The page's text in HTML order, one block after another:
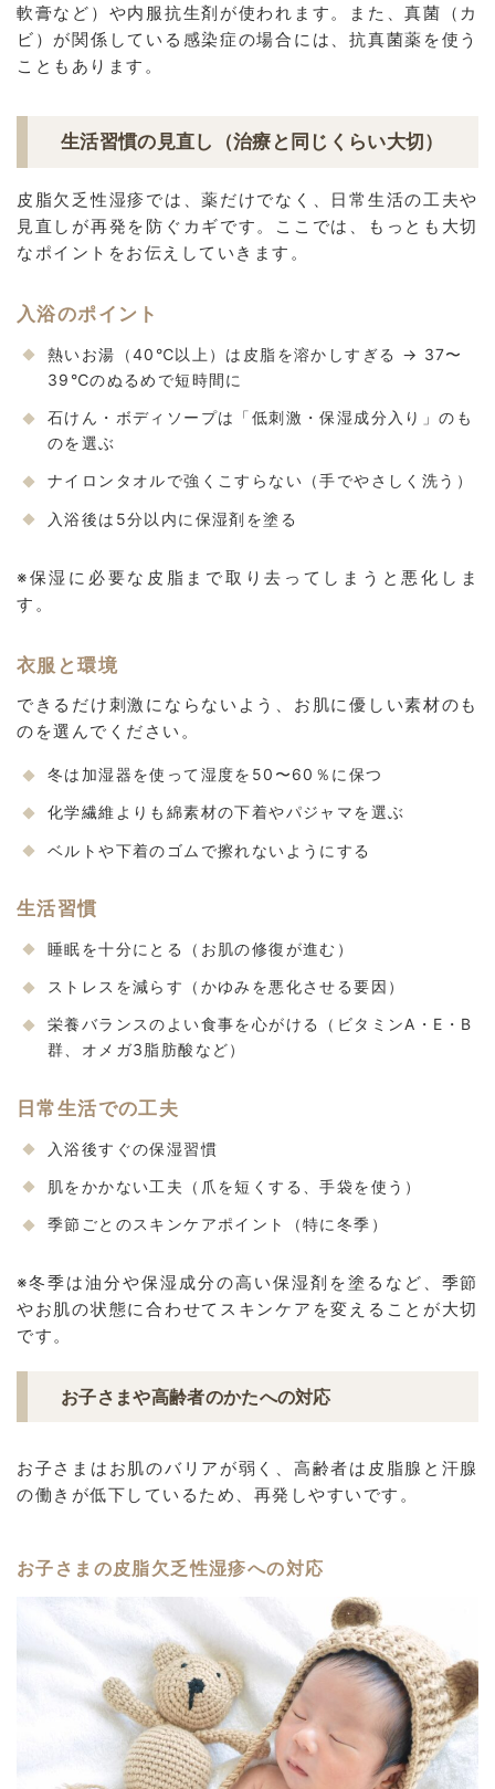
軟膏など）や内服抗生剤が使われます。また、真菌（カ
ビ）が関係している感染症の場合には、抗真菌薬を使う
こともあります。
生活習慣の見直し（治療と同じくらい大切）
皮脂欠乏性湿疹では、薬だけでなく、日常生活の工夫や
見直しが再発を防ぐカギです。ここでは、もっとも大切
なポイントをお伝えしていきます。
入浴のポイント
熱いお湯（40℃以上）は皮脂を溶かしすぎる → 37〜
39℃のぬるめで短時間に
石けん・ボディソープは「低刺激・保湿成分入り」のも
のを選ぶ
ナイロンタオルで強くこすらない（手でやさしく洗う）
入浴後は5分以内に保湿剤を塗る
※保湿に必要な皮脂まで取り去ってしまうと悪化しま
す。
衣服と環境
できるだけ刺激にならないよう、お肌に優しい素材のも
のを選んでください。
冬は加湿器を使って湿度を50〜60％に保つ
化学繊維よりも綿素材の下着やパジャマを選ぶ
ベルトや下着のゴムで擦れないようにする
生活習慣
睡眠を十分にとる（お肌の修復が進む）
ストレスを減らす（かゆみを悪化させる要因）
栄養バランスのよい食事を心がける（ビタミンA・E・B
群、オメガ3脂肪酸など）
日常生活での工夫
入浴後すぐの保湿習慣
肌をかかない工夫（爪を短くする、手袋を使う）
季節ごとのスキンケアポイント（特に冬季）
※冬季は油分や保湿成分の高い保湿剤を塗るなど、季節
やお肌の状態に合わせてスキンケアを変えることが大切
です。
お子さまや高齢者のかたへの対応
お子さまはお肌のバリアが弱く、高齢者は皮脂腺と汗腺
の働きが低下しているため、再発しやすいです。
お子さまの皮脂欠乏性湿疹への対応